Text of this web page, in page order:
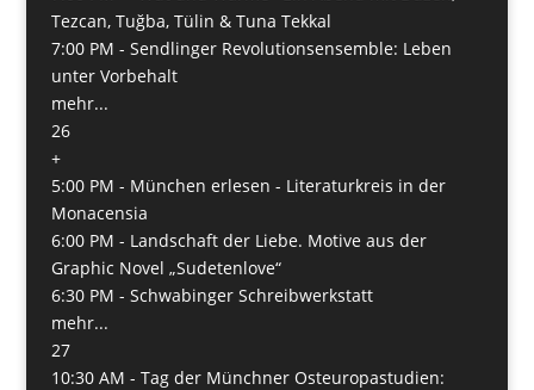
Tezcan, Tuğba, Tülin & Tuna Tekkal
7:00 PM - Sendlinger Revolutionsensemble: Leben
unter Vorbehalt
mehr...
26
+
5:00 PM - München erlesen - Literaturkreis in der
Monacensia
6:00 PM - Landschaft der Liebe. Motive aus der
Graphic Novel „Sudetenlove“
6:30 PM - Schwabinger Schreibwerkstatt
mehr...
27
10:30 AM - Tag der Münchner Osteuropastudien: